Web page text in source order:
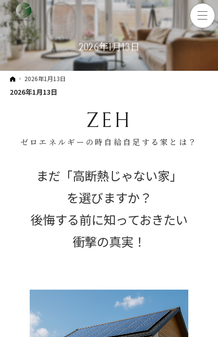
2026年1月13日
ホーム
2026年1月13日
2026年1月13日
ZEH
ゼロエネルギーの時自給自足する家とは？
まだ「高断熱じゃない家」
を選びますか？
後悔する前に知っておきたい
衝撃の真実！